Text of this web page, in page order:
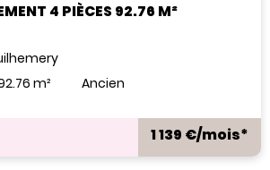
4 PIÈCES 92.76 M²
m² Ancien
1 139 €/mois*